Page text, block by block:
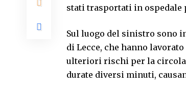
stati trasportati in
Sul luogo del sinistro sono
di Lecce, che hanno
ulteriori rischi per la
durate diversi minuti,